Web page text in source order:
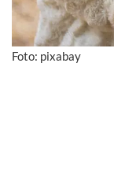
Foto: pixabay